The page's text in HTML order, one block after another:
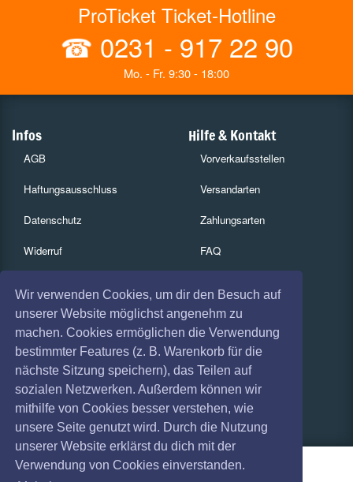
Wir verwenden Cookies, um dir den Besuch auf
unserer Website möglichst angenehm zu
machen. Cookies ermöglichen die Verwendung
bestimmter Features (z. B. Warenkorb für die
nächste Sitzung speichern), das Teilen auf
sozialen Netzwerken. Außerdem können wir
mithilfe von Cookies besser verstehen, wie
unsere Seite genutzt wird. Durch die Nutzung
unserer Website erklärst du dich mit der
Verwendung von Cookies einverstanden.
ProTicket Ticket-Hotline
☎ 0231 - 917 22 90
Mo. - Fr. 9:30 - 18:00
Infos
AGB
Haftungsausschluss
Datenschutz
Widerruf
Absagen
Hilfe & Kontakt
Vorverkaufsstellen
Versandarten
Zahlungsarten
FAQ
Services
Gutscheine
Geschäftskunden
Kartenrückgabe
Besucherregistrierung